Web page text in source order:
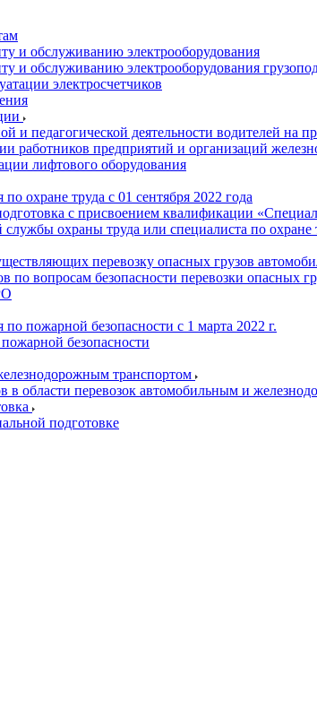
и обслуживанию электрооборудования
и обслуживанию электрооборудования
электросчетчиков
и педагогической деятельности водителей на
работников предприятий и организаций
лифтового оборудования
охране труда с 01 сентября 2022 года
с присвоением квалификации
охраны труда или специалиста по охране
перевозку опасных грузов
по вопросам безопасности перевозки опасных
пожарной безопасности с 1 марта 2022 г.
безопасности
транспортом
в области перевозок автомобильным и
подготовке